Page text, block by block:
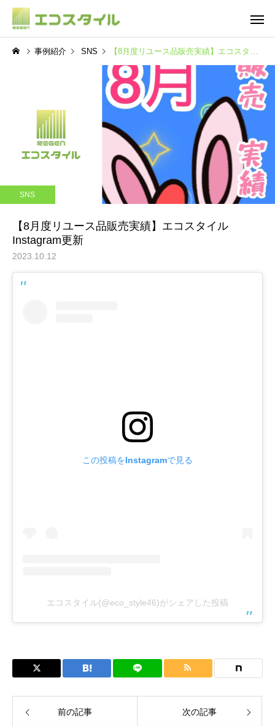
不用品整理 遺品整
SNS
【ピッカピカ新トラック！
関東エリアも拡大中】エコ
スタイルInstagram更新
SNS
【今年はNEWトラック
えました】エコスタイ
Instagram更新
事例紹介 SNS 【8月度リユース品販売実績】エコスタイルInstagram更新
SNS
【8月度リユース品販売実績】エコスタイル
Instagram更新
2023.10.12
この投稿をInstagramで見る
エコスタイル(@eco_style46)がシェアした投稿
前の記事 次の記事